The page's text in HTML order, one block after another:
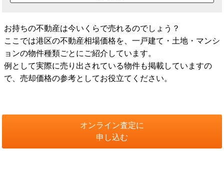
お持ちの不動産は今いくらで売れるのでしょう？
ここでは港区の不動産相場価格を、一戸建て・土地・マンシ
ョンの物件種類ごとにご紹介しています。
例として実際に売り出されている物件も掲載していますの
で、売却価格の参考としてお役立てください。
オンライン査定に
申し込む